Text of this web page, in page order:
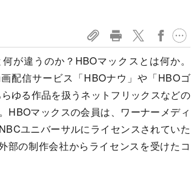
が違うのか？HBOマックスとは何か。
配信サービス「HBOナウ」や「HBOゴ
ゆる作品を扱うネットフリックスなどの
HBOマックスの会員は、ワーナーメディ
ユニバーサルにライセンスされていた
部の制作会社からライセンスを受けたコ